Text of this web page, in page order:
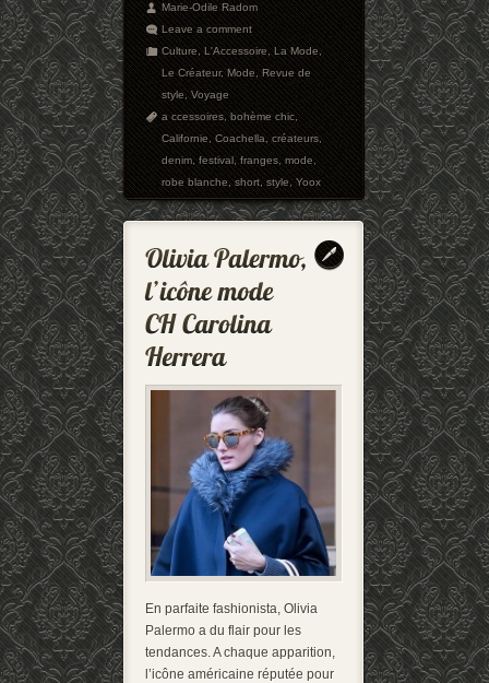
Marie-Odile Radom
Leave a comment
Culture,L'Accessoire,La Mode,
Le Créateur,Mode,Revue de
style,Voyage
a ccessoires,bohème chic,
Californie,Coachella,créateurs,
denim,festival,franges,mode,
robe blanche,short,style,Yoox
En parfaite fashionista, Olivia
Palermo a du flair pour les
tendances. A chaque apparition,
l’icône américaine réputée pour